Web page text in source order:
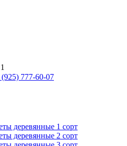
777-60-07
деревянные 1 сорт
деревянные 2 сорт